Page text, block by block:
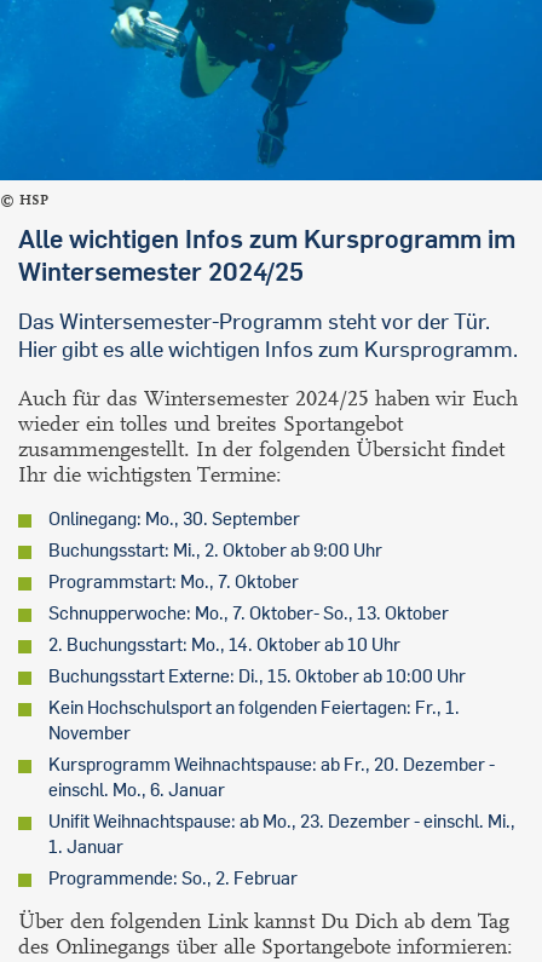
HSP
Alle wichtigen Infos zum Kursprogramm im
Wintersemester 2024/25
Das Wintersemester-Programm steht vor der Tür.
Hier gibt es alle wichtigen Infos zum Kursprogramm.
Auch für das Wintersemester 2024/25 haben wir Euch
wieder ein tolles und breites Sportangebot
zusammengestellt. In der folgenden Übersicht findet
Ihr die wichtigsten Termine:
Onlinegang: Mo., 30. September
Buchungsstart: Mi., 2. Oktober ab 9:00 Uhr
Programmstart: Mo., 7. Oktober
Schnupperwoche: Mo., 7. Oktober- So., 13. Oktober
2. Buchungsstart: Mo., 14. Oktober ab 10 Uhr
Buchungsstart Externe: Di., 15. Oktober ab 10:00 Uhr
Kein Hochschulsport an folgenden Feiertagen: Fr., 1.
November
Kursprogramm Weihnachtspause: ab Fr., 20. Dezember -
einschl. Mo., 6. Januar
Unifit Weihnachtspause: ab Mo., 23. Dezember - einschl. Mi.,
1. Januar
Programmende: So., 2. Februar
Über den folgenden Link kannst Du Dich ab dem Tag
des Onlinegangs über alle Sportangebote informieren: